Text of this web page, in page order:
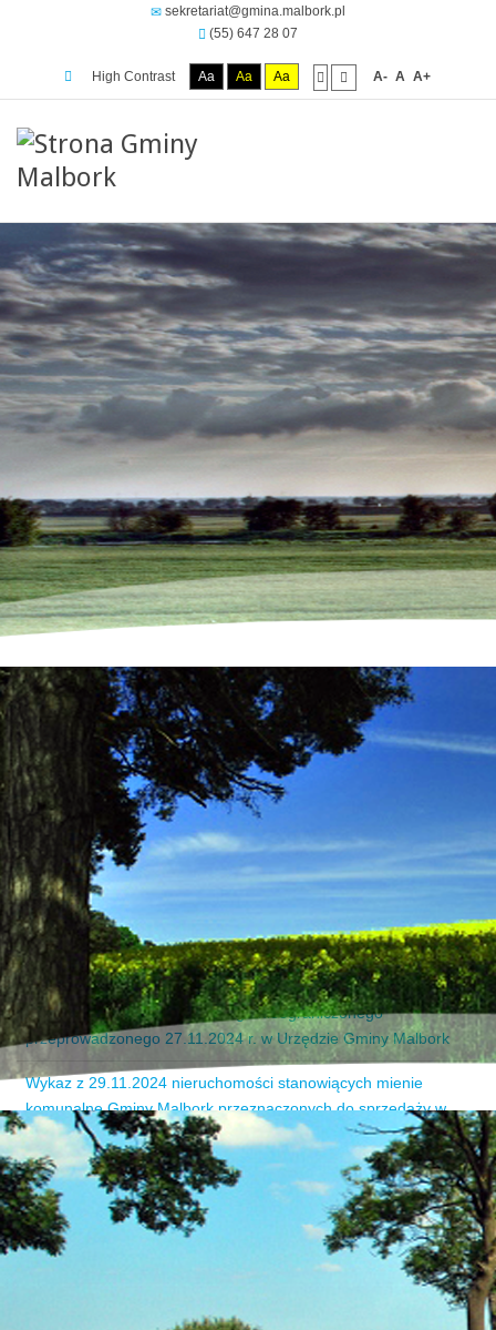
sekretariat@gmina.malbork.pl
(55) 647 28 07
High Contrast Aa Aa Aa A- A A+
Przetarg nieograniczony na 21.01.2025 rok .na zbycie
nieruchomości niezabudowanych stanowiących mienie
komunalne Gminy Malbork
Wykaz z 13.12.2024 nieruchomości stanowiących mienie
komunalne Gminy Malbork przeznaczonych do sprzedaży w
formie przetargu nieograniczonego
Informacja o wynikach przetargu nieograniczonego
przeprowadzonego 27.11.2024 r. w Urzędzie Gminy Malbork
Wykaz z 29.11.2024 nieruchomości stanowiących mienie
komunalne Gminy Malbork przeznaczonych do sprzedaży w
formie przetargu nieograniczonego
Przetarg nieograniczony na 27.11.2024 r. na zbycie
nieruchomości niezabudowanych stanowiących mienie
komunalne Gminy Malbork
Wykaz z 18.10.2024 nieruchomości stanowiącej mienie
formie bezprzetargowej